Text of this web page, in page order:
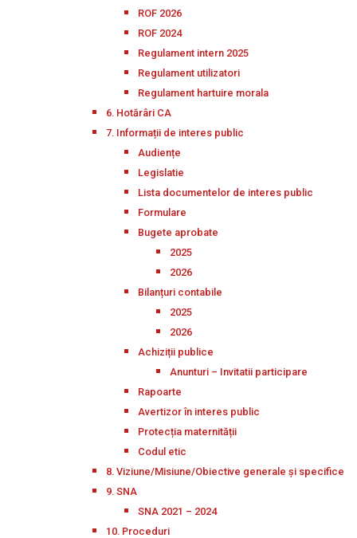
ROF 2026
ROF 2024
Regulament intern 2025
Regulament utilizatori
Regulament hartuire morala
6. Hotărâri CA
7. Informații de interes public
Audiențe
Legislatie
Lista documentelor de interes public
Formulare
Bugete aprobate
2025
2026
Bilanțuri contabile
2025
2026
Achiziții publice
Anunturi – Invitatii participare
Rapoarte
Avertizor în interes public
Protecția maternității
Codul etic
8. Viziune/Misiune/Obiective generale și specifice
9. SNA
SNA 2021 – 2024
10. Proceduri